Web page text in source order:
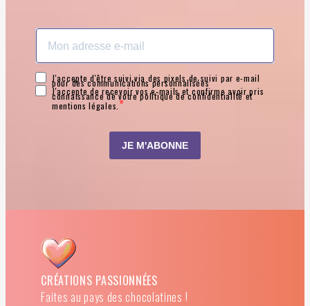
CRÉATIONS PASSIONNÉES
Faites au pays des chocolatines !